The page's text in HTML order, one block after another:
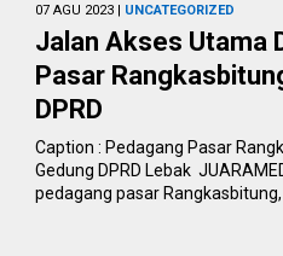
07 AGU 2023 | UNCATEGORIZED
Jalan Akses Utama
Pasar
DPRD
Caption : Pedagang Pasar
Gedung DPRD Lebak
pedagang pasar